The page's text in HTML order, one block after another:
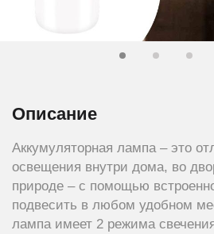
Описание
Аккумуляторная лампа – это
освещения внутри дома, во
природе – с помощью
подвесить в любом удобном
лампа имеет 2 режима